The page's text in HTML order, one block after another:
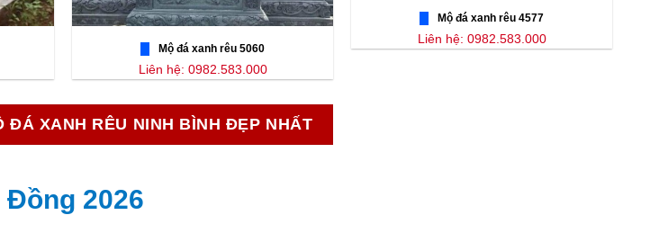
Mộ đá xanh rêu 5060
Liên hệ: 0982.583.000
Mộ đá xanh rêu 4577
Liên hệ: 0982.583.000
ĐÁ XANH RÊU NINH BÌNH ĐẸP NHẤT
Đồng 2026